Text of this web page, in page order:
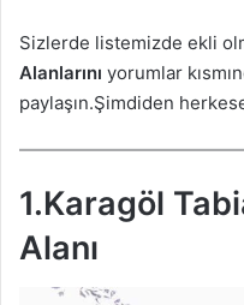
Sizlerde listemizde ekli
Alanlarını yorumlar
paylaşın.Şimdiden
1.Karagöl
Alanı